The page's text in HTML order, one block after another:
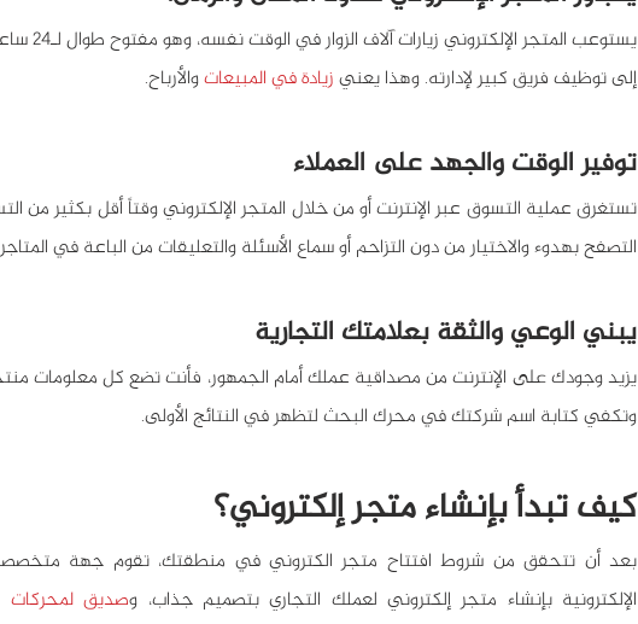
إلى توظيف فريق كبير لإدارته. وهذا يعني زيادة في المبيعات والأرباح.
توفير الوقت والجهد على العملاء
التصفح بهدوء والاختيار من دون التزاحم أو سماع الأسئلة والتعليقات من الباعة في
يبني الوعي والثقة بعلامتك التجارية
وتكفي كتابة اسم شركتك في محرك البحث لتظهر في النتائج الأولى.
كيف تبدأ بإنشاء متجر إلكتروني؟
الإلكترونية بإنشاء متجر إلكتروني لعملك التجاري بتصميم جذاب، وصديق لمحركات